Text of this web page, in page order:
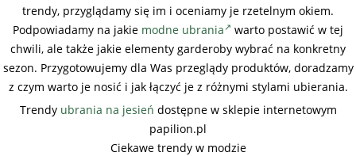
trendy, przyglądamy się im i oceniamy je rzetelnym okiem.
Podpowiadamy na jakie modne ubrania
warto postawić w tej
chwili, ale także jakie elementy garderoby wybrać na konkretny
sezon. Przygotowujemy dla Was przeglądy produktów, doradzamy
z czym warto je nosić i jak łączyć je z różnymi stylami ubierania.
Trendy ubrania na jesień dostępne w sklepie internetowym
papilion.pl
Ciekawe trendy w modzie